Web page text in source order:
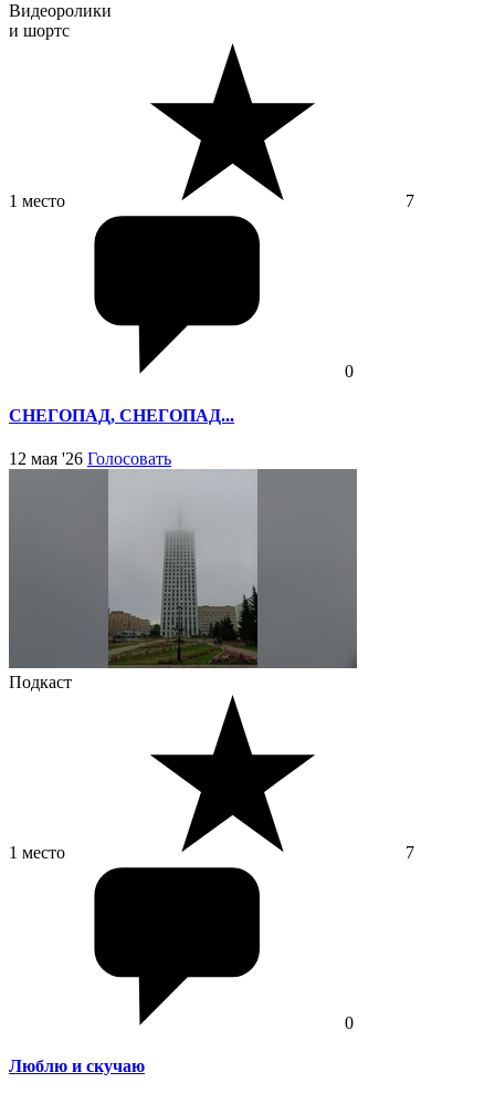
Видеоролики
и шортс
1 место 7
0
СНЕГОПАД, СНЕГОПАД...
12 мая '26 Голосовать
Подкаст
1 место 7
0
Люблю и скучаю